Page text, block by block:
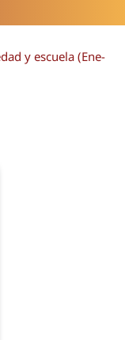
y escuela (Ene-